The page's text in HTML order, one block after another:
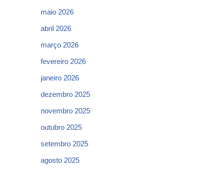
maio 2026
abril 2026
março 2026
fevereiro 2026
janeiro 2026
dezembro 2025
novembro 2025
outubro 2025
setembro 2025
agosto 2025